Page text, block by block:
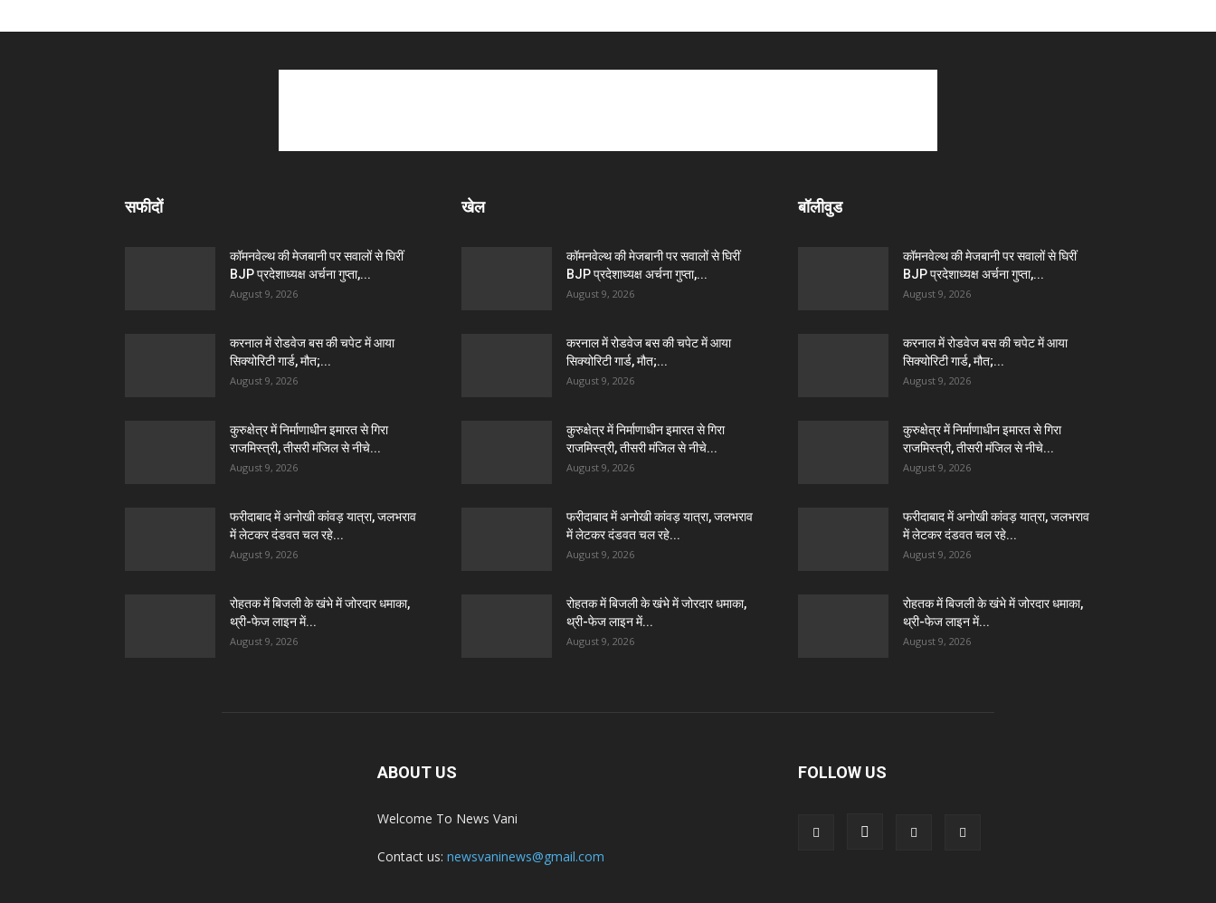
सफीदों
कॉमनवेल्थ की मेजबानी पर सवालों से घिरीं
BJP प्रदेशाध्यक्ष अर्चना गुप्ता,...
August 9, 2026
करनाल में रोडवेज बस की चपेट में आया
सिक्योरिटी गार्ड, मौत;...
August 9, 2026
कुरुक्षेत्र में निर्माणाधीन इमारत से गिरा
राजमिस्त्री, तीसरी मंजिल से नीचे...
August 9, 2026
फरीदाबाद में अनोखी कांवड़ यात्रा, जलभराव
में लेटकर दंडवत चल रहे...
August 9, 2026
रोहतक में बिजली के खंभे में जोरदार धमाका,
थ्री-फेज लाइन में...
August 9, 2026
खेल
कॉमनवेल्थ की मेजबानी पर सवालों से घिरीं
BJP प्रदेशाध्यक्ष अर्चना गुप्ता,...
August 9, 2026
करनाल में रोडवेज बस की चपेट में आया
सिक्योरिटी गार्ड, मौत;...
August 9, 2026
कुरुक्षेत्र में निर्माणाधीन इमारत से गिरा
राजमिस्त्री, तीसरी मंजिल से नीचे...
August 9, 2026
फरीदाबाद में अनोखी कांवड़ यात्रा, जलभराव
में लेटकर दंडवत चल रहे...
August 9, 2026
रोहतक में बिजली के खंभे में जोरदार धमाका,
थ्री-फेज लाइन में...
August 9, 2026
बॉलीवुड
कॉमनवेल्थ की मेजबानी पर सवालों से घिरीं
BJP प्रदेशाध्यक्ष अर्चना गुप्ता,...
August 9, 2026
करनाल में रोडवेज बस की चपेट में आया
सिक्योरिटी गार्ड, मौत;...
August 9, 2026
कुरुक्षेत्र में निर्माणाधीन इमारत से गिरा
राजमिस्त्री, तीसरी मंजिल से नीचे...
August 9, 2026
फरीदाबाद में अनोखी कांवड़ यात्रा, जलभराव
में लेटकर दंडवत चल रहे...
August 9, 2026
रोहतक में बिजली के खंभे में जोरदार धमाका,
थ्री-फेज लाइन में...
August 9, 2026
ABOUT US
Welcome To News Vani
Contact us: newsvaninews@gmail.com
FOLLOW US